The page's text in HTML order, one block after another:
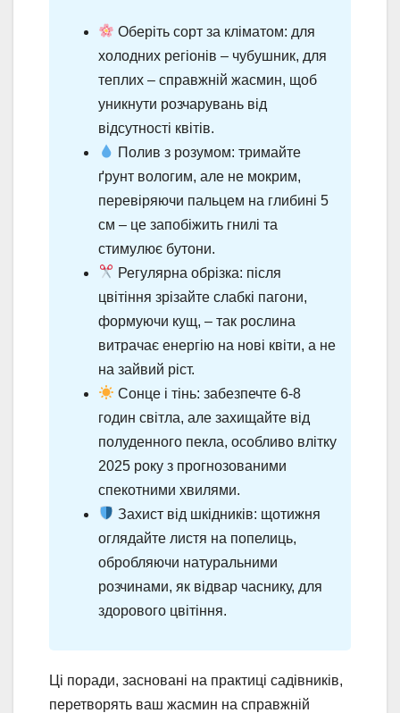
Оберіть сорт за кліматом: для
холодних регіонів – чубушник, для
теплих – справжній жасмин, щоб
уникнути розчарувань від
відсутності квітів.
Полив з розумом: тримайте
ґрунт вологим, але не мокрим,
перевіряючи пальцем на глибині 5
см – це запобіжить гнилі та
стимулює бутони.
Регулярна обрізка: після
цвітіння зрізайте слабкі пагони,
формуючи кущ, – так рослина
витрачає енергію на нові квіти, а не
на зайвий ріст.
Сонце і тінь: забезпечте 6-8
годин світла, але захищайте від
полуденного пекла, особливо влітку
2025 року з прогнозованими
спекотними хвилями.
Захист від шкідників: щотижня
оглядайте листя на попелиць,
обробляючи натуральними
розчинами, як відвар часнику, для
здорового цвітіння.
Ці поради, засновані на практиці садівників,
перетворять ваш жасмин на справжній